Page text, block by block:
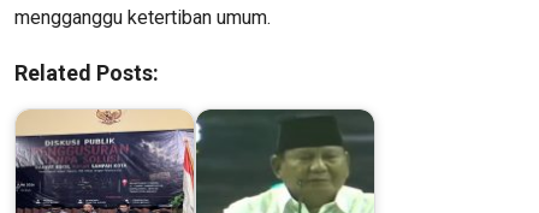
mengganggu ketertiban umum.
Related Posts: